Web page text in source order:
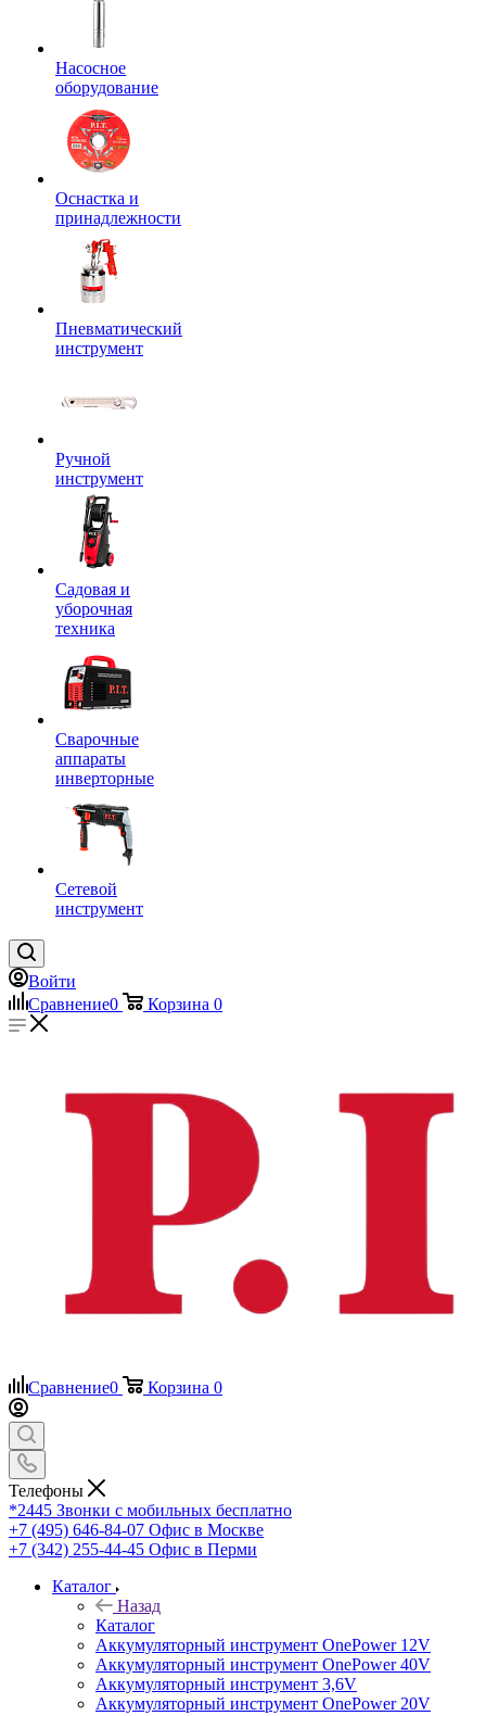
Насосное
оборудование
Оснастка и
принадлежности
Пневматический
инструмент
Ручной
инструмент
Садовая и
уборочная
техника
Сварочные
аппараты
инверторные
Сетевой
инструмент
Войти
Сравнение0 Корзина 0
Сравнение0 Корзина 0
Телефоны
*2445 Звонки с мобильных бесплатно
+7 (495) 646-84-07 Офис в Москве
+7 (342) 255-44-45 Офис в Перми
Каталог
Назад
Каталог
Аккумуляторный инструмент OnePower 12V
Аккумуляторный инструмент OnePower 40V
Аккумуляторный инструмент 3,6V
Аккумуляторный инструмент OnePower 20V